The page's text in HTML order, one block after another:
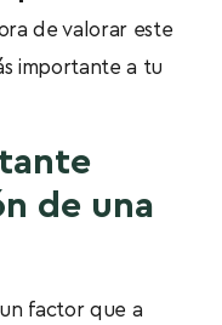
de valorar este
importante a tu
de una
factor que a